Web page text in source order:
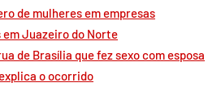
de mulheres em empresas
Juazeiro do Norte
de Brasília que fez sexo com esposa
o ocorrido